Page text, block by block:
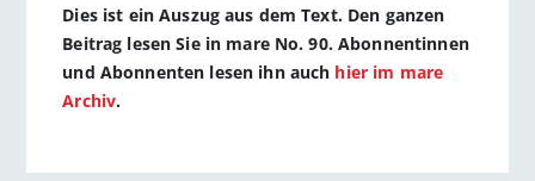
Dies ist ein Auszug aus dem Text. Den ganzen
Beitrag lesen Sie in mare No. 90. Abonnentinnen
und Abonnenten lesen ihn auch hier im mare
Archiv.